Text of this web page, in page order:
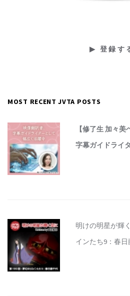
MOST RECENT JVTA POSTS
【修了生 加々美
字幕ガイドライ
明けの明星が輝
インたち9：春